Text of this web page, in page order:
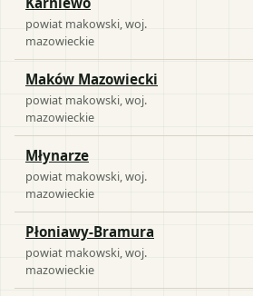
powiat makowski , woj.
mazowieckie
Maków Mazowiecki
powiat makowski , woj.
mazowieckie
Młynarze
powiat makowski , woj.
mazowieckie
Płoniawy-Bramura
powiat makowski , woj.
mazowieckie